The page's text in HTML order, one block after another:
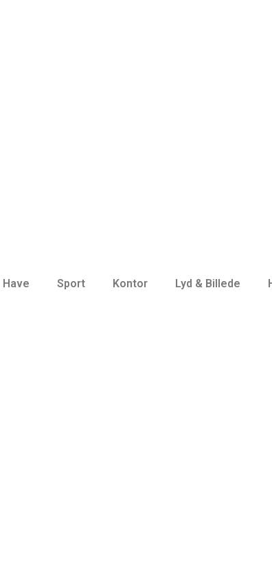
Have Sport Kontor Lyd & Billede